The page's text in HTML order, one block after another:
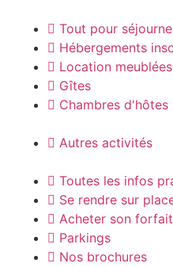
Tout pour
Hébergements
Location meublées
Gîtes
Chambres d'hôtes
Autres activités
Toutes les infos
Se rendre sur
Acheter son forfait
Parkings
Nos brochures